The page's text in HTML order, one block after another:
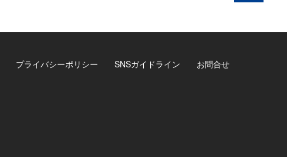
プライバシーポリシー SNSガイドライン お問合せ